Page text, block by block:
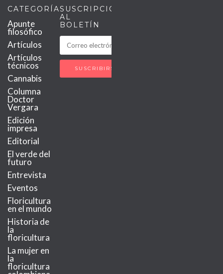
CATEGORÍAS
Apunte
filosófico
Artículos
Artículos
técnicos
Cannabis
Columna
Doctor
Vergara
Edición
impresa
Editorial
El verde del
futuro
Entrevista
Eventos
Floricultura
en el mundo
Historia de
la
floricultura
La mujer en
la
floricultura
SUSCRIPCIÓN
AL
BOLETÍN